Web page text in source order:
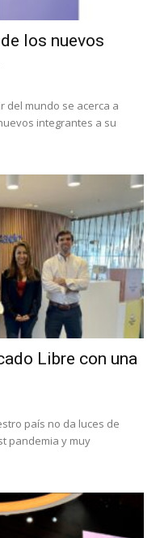
los nuevos
del mundo se acerca a
integrantes a su
Libre con una
país no da luces de
pandemia y muy